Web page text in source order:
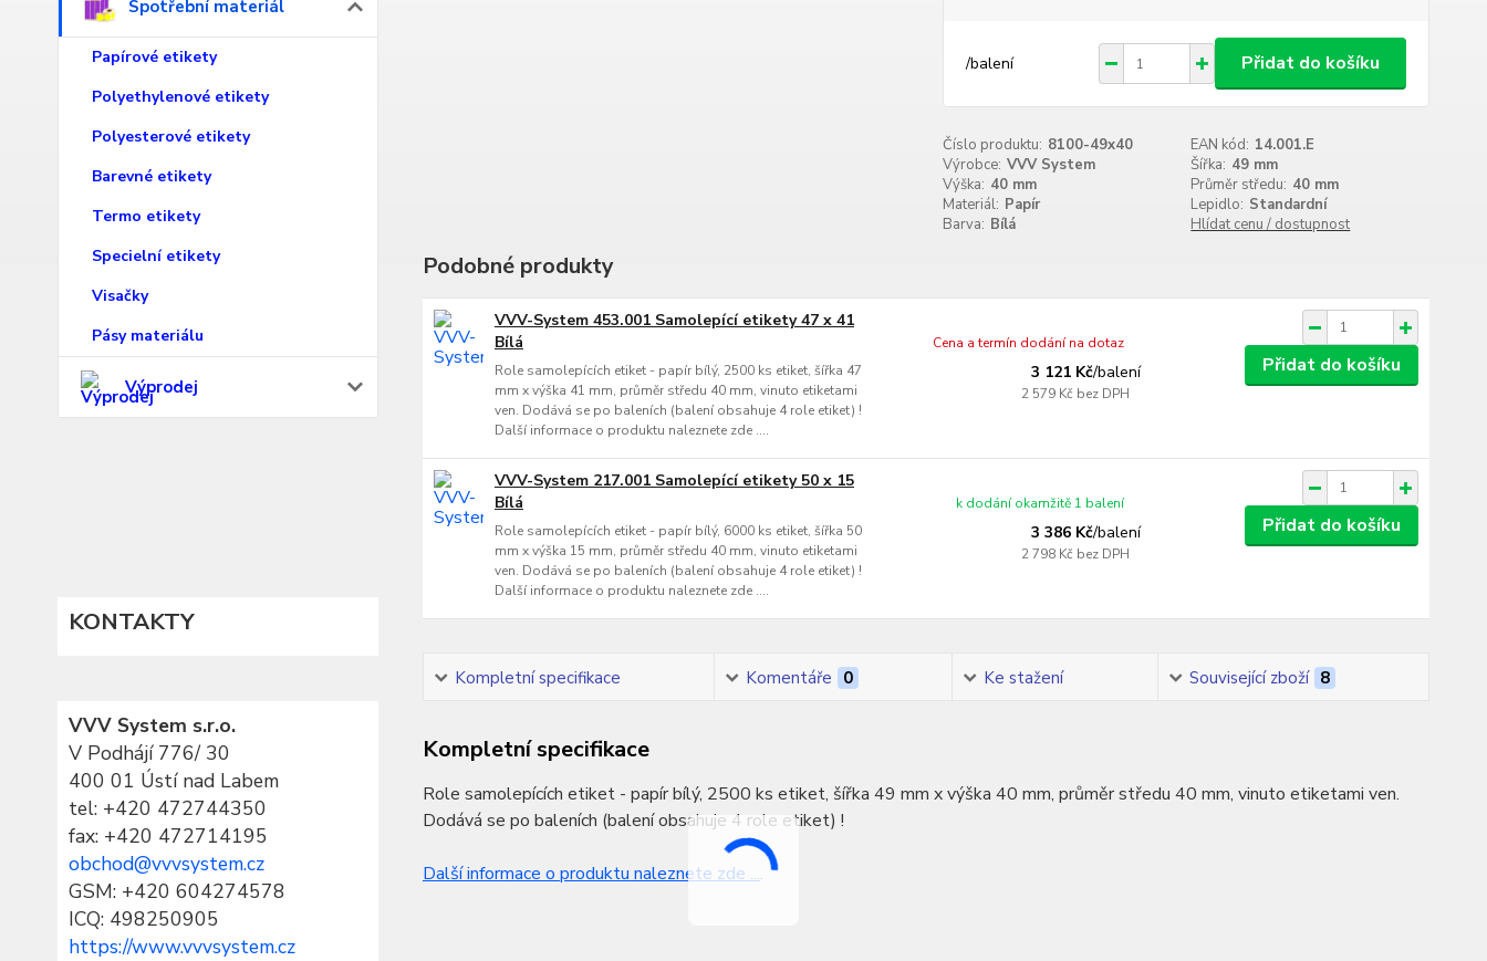
Spotřební materiál
Papírové etikety
Polyethylenové etikety
Polyesterové etikety
Barevné etikety
Termo etikety
Specielní etikety
Visačky
Pásy materiálu
Výprodej
KONTAKTY
VVV System s.r.o.
V Podhájí 776/ 30
400 01 Ústí nad Labem
tel: +420 472744350
fax: +420 472714195
obchod@vvvsystem.cz
GSM: +420 604274578
ICQ: 498250905
https://www.vvvsystem.cz
/balení Přidat do košíku
Číslo produktu: 8100-49x40 EAN kód: 14.001.E
Výrobce: VVV System Šířka: 49 mm
Výška: 40 mm Průměr středu: 40 mm
Materiál: Papír Lepidlo: Standardní
Barva: Bílá Hlídat cenu / dostupnost
Podobné produkty
VVV-System 453.001 Samolepící etikety 47 x 41
Bílá
Role samolepících etiket - papír bílý, 2500 ks etiket, šířka 47
mm x výška 41 mm, průměr středu 40 mm, vinuto etiketami
ven. Dodává se po baleních (balení obsahuje 4 role etiket) !
Další informace o produktu naleznete zde ....
3 121 Kč/balení
2 579 Kč bez DPH
Cena a termín dodání na dotaz
Přidat do košíku
VVV-System 217.001 Samolepící etikety 50 x 15
Bílá
Role samolepících etiket - papír bílý, 6000 ks etiket, šířka 50
mm x výška 15 mm, průměr středu 40 mm, vinuto etiketami
ven. Dodává se po baleních (balení obsahuje 4 role etiket) !
Další informace o produktu naleznete zde ....
3 386 Kč/balení
2 798 Kč bez DPH
k dodání okamžitě 1 balení
Přidat do košíku
Kompletní specifikace Komentáře 0 Ke stažení Související zboží 8
Kompletní specifikace
Role samolepících etiket - papír bílý, 2500 ks etiket, šířka 49 mm x výška 40 mm, průměr středu 40 mm, vinuto etiketami ven.
Dodává se po baleních (balení obsahuje 4 role etiket) !
Další informace o produktu naleznete zde ....